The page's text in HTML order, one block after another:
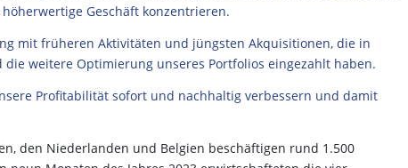
Geschäft konzentrieren.
mit früheren Aktivitäten und jüngsten Akquisitionen, die in
weitere Optimierung unseres Portfolios eingezahlt haben.
Profitabilität sofort und nachhaltig verbessern und damit
den Niederlanden und Belgien beschäftigen rund 1.500